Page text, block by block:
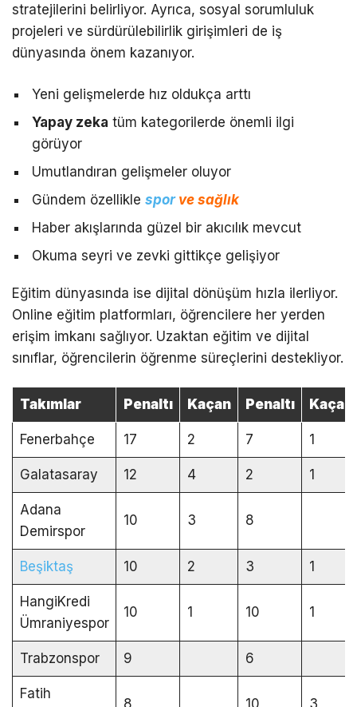
stratejilerini belirliyor. Ayrıca, sosyal sorumluluk
projeleri ve sürdürülebilirlik girişimleri de iş
dünyasında önem kazanıyor.
Yeni gelişmelerde hız oldukça arttı
Yapay zeka tüm kategorilerde önemli ilgi
görüyor
Umutlandıran gelişmeler oluyor
Gündem özellikle sporve sağlık
Haber akışlarında güzel bir akıcılık mevcut
Okuma seyri ve zevki gittikçe gelişiyor
Eğitim dünyasında ise dijital dönüşüm hızla ilerliyor.
Online eğitim platformları, öğrencilere her yerden
erişim imkanı sağlıyor. Uzaktan eğitim ve dijital
sınıflar, öğrencilerin öğrenme süreçlerini destekliyor.
Takımlar Penaltı Kaçan Penaltı Kaçan
Fenerbahçe 17 2 7 1
Galatasaray 12 4 2 1
Adana
Demirspor
10 3 8
Beşiktaş 10 2 3 1
HangiKredi
Ümraniyespor
10 1 10 1
Trabzonspor 9 6
Fatih
8 10 3